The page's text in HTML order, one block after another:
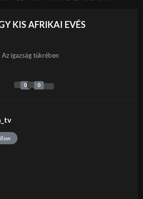
KIS AFRIKAI EVÉS
Az igazság tükrében
0 0